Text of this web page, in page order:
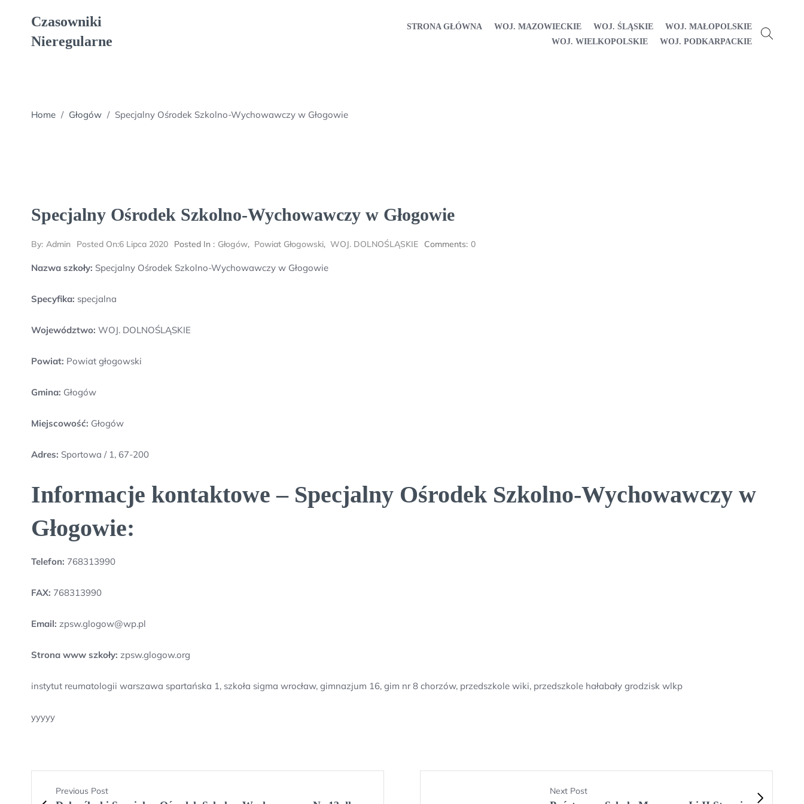
Czasowniki
Nieregularne
STRONA GŁÓWNA WOJ. MAZOWIECKIE WOJ. ŚLĄSKIE
WOJ. MAŁOPOLSKIE
WOJ. WIELKOPOLSKIE
WOJ. PODKARPACKIE
Home / Głogów / Specjalny Ośrodek Szkolno-Wychowawczy w Głogowie
Specjalny Ośrodek Szkolno-Wychowawczy w Głogowie
By: Admin Posted On:6 Lipca 2020 Posted In : Głogów, Powiat Głogowski, WOJ. DOLNOŚLĄSKIE Comments: 0
Nazwa szkoły: Specjalny Ośrodek Szkolno-Wychowawczy w Głogowie
Specyfika: specjalna
Województwo: WOJ. DOLNOŚLĄSKIE
Powiat: Powiat głogowski
Gmina: Głogów
Miejscowość: Głogów
Adres: Sportowa / 1, 67-200
Informacje kontaktowe – Specjalny Ośrodek Szkolno-Wychowawczy w
Głogowie:
Telefon: 768313990
FAX: 768313990
Email: zpsw.glogow@wp.pl
Strona www szkoły: zpsw.glogow.org
instytut reumatologii warszawa spartańska 1, szkoła sigma wrocław, gimnazjum 16, gim nr 8 chorzów, przedszkole wiki, przedszkole hałabały grodzisk wlkp
yyyyy
Previous Post Next Post